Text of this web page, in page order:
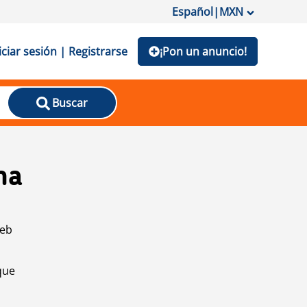
Español|MXN
sesión | Registrarse ¡Pon un anuncio!
Buscar